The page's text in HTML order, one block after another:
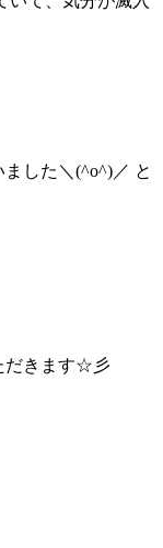
した＼(^o^)／ と
だきます☆彡